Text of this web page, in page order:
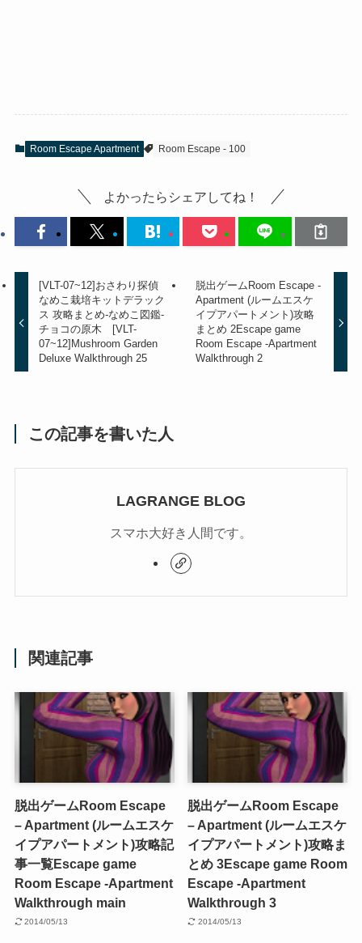
Room Escape Apartment Room Escape - 100
よかったらシェアしてね！
[VLT-07~12]おさわり探偵
なめこ栽培キットデラック
ス 攻略まとめ-なめこ図鑑-
チョコの原木 [VLT-
07~12]Mushroom Garden
Deluxe Walkthrough 25
脱出ゲームRoom Escape -
Apartment (ルームエスケ
イプアパートメント)攻略
まとめ 2Escape game
Room Escape -Apartment
Walkthrough 2
この記事を書いた人
LAGRANGE BLOG
スマホ大好き人間です。
関連記事
脱出ゲームRoom Escape
– Apartment (ルームエスケ
イプアパートメント)攻略記
事一覧Escape game
Room Escape -Apartment
Walkthrough main
2014/05/13
脱出ゲームRoom Escape
– Apartment (ルームエスケ
イプアパートメント)攻略ま
とめ 3Escape game Room
Escape -Apartment
Walkthrough 3
2014/05/13